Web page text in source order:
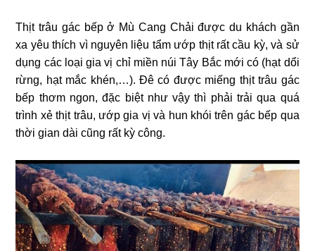
Thịt trâu gác bếp ở Mù Cang Chải được du khách gần
xa yêu thích vì nguyên liệu tẩm ướp thịt rất cầu kỳ, và sử
dụng các loại gia vị chỉ miền núi Tây Bắc mới có (hạt dổi
rừng, hạt mắc khén,…). Đê có được miếng thịt trâu gác
bếp thơm ngon, đặc biệt như vậy thì phải trải qua quá
trình xẻ thịt trâu, ướp gia vị và hun khói trên gác bếp qua
thời gian dài cũng rất kỳ công.